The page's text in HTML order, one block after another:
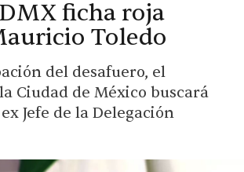
ficha roja
Toledo
del desafuero, el
Ciudad de México buscará
Jefe de la Delegación